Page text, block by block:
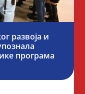
развоја и
програма